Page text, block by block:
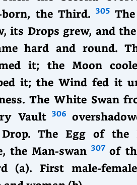
born, the Third. 305
its Drops grew, and
hard and round.
it; the Moon
it; the Wind fed it
The White Swan
Vault 306
The Egg of the
the Man-swan 307 of
(a). First male-